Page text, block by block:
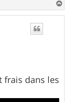
a
frais dans les